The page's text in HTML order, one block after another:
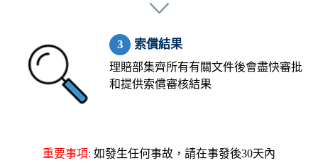
索償結果
理賠部集齊所有有關文件後會盡快審批
和提供索償審核結果
重要事項: 如發生任何事故，請在事發後30天內